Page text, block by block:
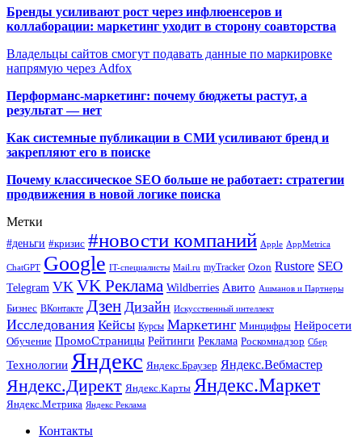
Бренды усиливают рост через инфлюенсеров и
коллаборации: маркетинг уходит в сторону соавторства
Владельцы сайтов смогут подавать данные по маркировке
напрямую через Adfox
Перформанс-маркетинг: почему бюджеты растут, а
результат — нет
Как системные публикации в СМИ усиливают бренд и
закрепляют его в поиске
Почему классическое SEO больше не работает: стратегии
продвижения в новой логике поиска
Метки
#деньги #кризис #новости компаний Apple AppMetrica
ChatGPT Google IT-специалисты Mail.ru myTracker Ozon Rustore SEO
Telegram VK VK Реклама Wildberries Авито Ашманов и Партнеры
Бизнес ВКонтакте Дзен Дизайн Искусственный интеллект
Исследования Кейсы Курсы Маркетинг Минцифры Нейросети
Обучение ПромоСтраницы Рейтинги Реклама Роскомнадзор Сбер
Технологии Яндекс Яндекс.Браузер Яндекс.Вебмастер
Яндекс.Директ Яндекс.Карты Яндекс.Маркет
Яндекс.Метрика Яндекс Реклама
Контакты